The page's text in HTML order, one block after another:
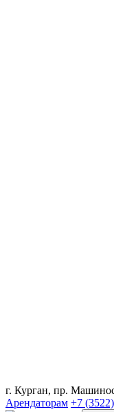
г. Курган, пр.
Арендаторам +7